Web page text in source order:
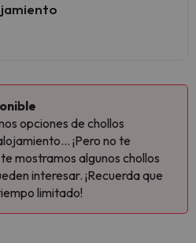
opciones de chollos
¡Pero no te
mostramos algunos chollos
interesar. ¡Recuerda que
limitado!